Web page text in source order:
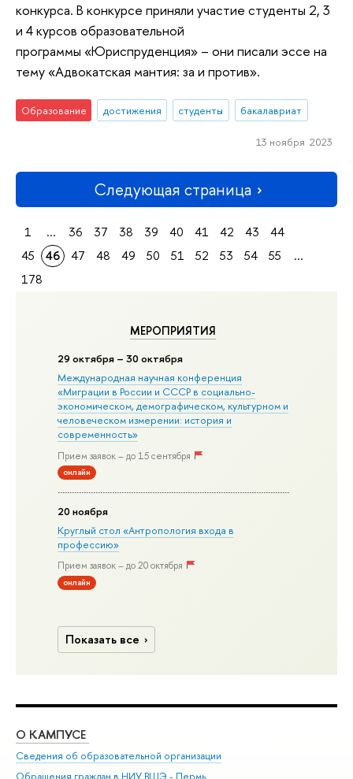
МЕРОПРИЯТИЯ
29 октября – 30 октября
Международная научная конференция
«Миграции в Росcии и СССР в социально-
экономическом, демографическом, культурном и
человеческом измерении: история и
современность»
Прием заявок – до 15 сентября
онлайн
20 ноября
Круглый стол «Антропология входа в
профессию»
Прием заявок – до 20 октября
онлайн
Показать все
конкурса. В конкурсе приняли участие студенты 2, 3
и 4 курсов образовательной
программы «Юриспруденция» – они писали эссе на
тему «Адвокатская мантия: за и против».
Образование достижения студенты бакалавриат
13 ноября 2023
Следующая страница
1 ... 36 37 38 39 40 41 42 43
44
45
46 47 48 49 50 51 52 53 54 55
...
178
О КАМПУСЕ
Сведения об образовательной организации
Обращения граждан в НИУ ВШЭ - Пермь